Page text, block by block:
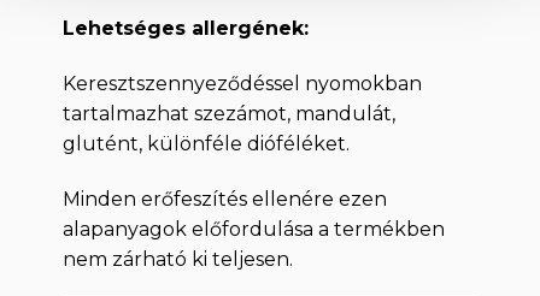
Lehetséges allergének:
Keresztszennyeződéssel nyomokban
tartalmazhat szezámot, mandulát,
glutént, különféle dióféléket.
Minden erőfeszítés ellenére ezen
alapanyagok előfordulása a termékben
nem zárható ki teljesen.